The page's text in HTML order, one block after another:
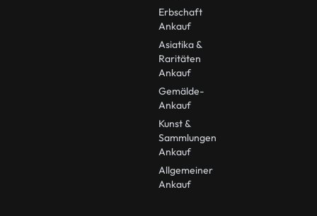
Erbschaft
Ankauf
Asiatika &
Raritäten
Ankauf
Gemälde-
Ankauf
Kunst &
Sammlungen
Ankauf
Allgemeiner
Ankauf